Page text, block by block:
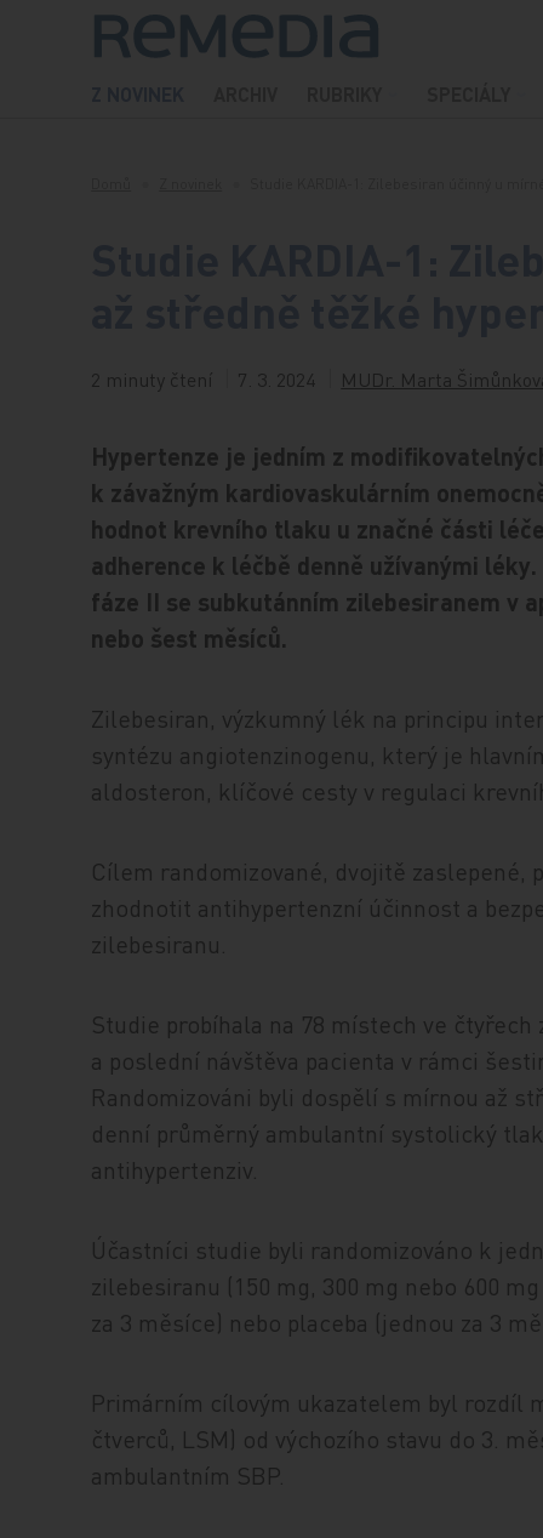
Přeskočit na obsah
2 minuty čtení 7. 3. 2024 MUDr. Marta
Hypertenze je jedním z
k závažným kardiovaskulárním
hodnot krevního tlaku u značné části
adherence k léčbě denně užívanými
fáze II se subkutánním zilebesiranem v
nebo šest měsíců.
Zilebesiran, výzkumný lék na principu
syntézu angiotenzinogenu, který je
aldosteron, klíčové cesty v regulaci
Cílem randomizované, dvojitě
zhodnotit antihypertenzní účinnost a
zilebesiranu.
Studie probíhala na 78 místech ve čtyřech
a poslední návštěva pacienta v rámci
Randomizováni byli dospělí s mírnou až
denní průměrný ambulantní systolický
antihypertenziv.
Účastníci studie byli randomizováno k
zilebesiranu (150 mg, 300 mg nebo 600
za 3 měsíce) nebo placeba (jednou za 3
Primárním cílovým ukazatelem byl rozdíl
čtverců, LSM) od výchozího stavu do 3.
ambulantním SBP.